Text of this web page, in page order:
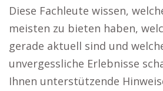
Diese Fachleute wissen,
meisten zu bieten haben,
gerade aktuell sind und
unvergessliche Erlebnisse
Ihnen unterstützende